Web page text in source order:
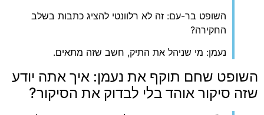
השופט בר-עם: זה לא רלוונטי להציג כתבות בשלב
החקירה?
נעמן: מי שניהל את התיק, חשב שזה מתאים.
השופט שחם תוקף את נעמן: איך אתה יודע
שזה סיקור אוהד בלי לבדוק את הסיקור?